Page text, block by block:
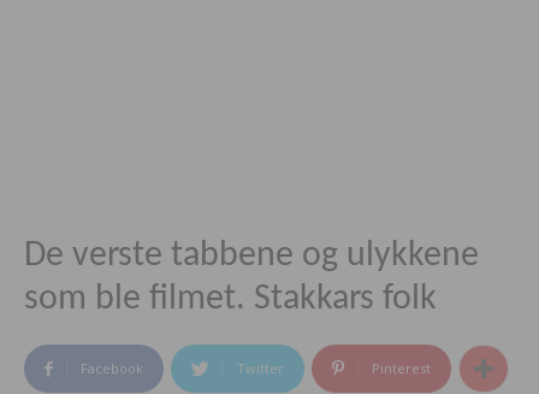
De verste tabbene og ulykkene
som ble filmet. Stakkars folk
Facebook Twitter Pinterest